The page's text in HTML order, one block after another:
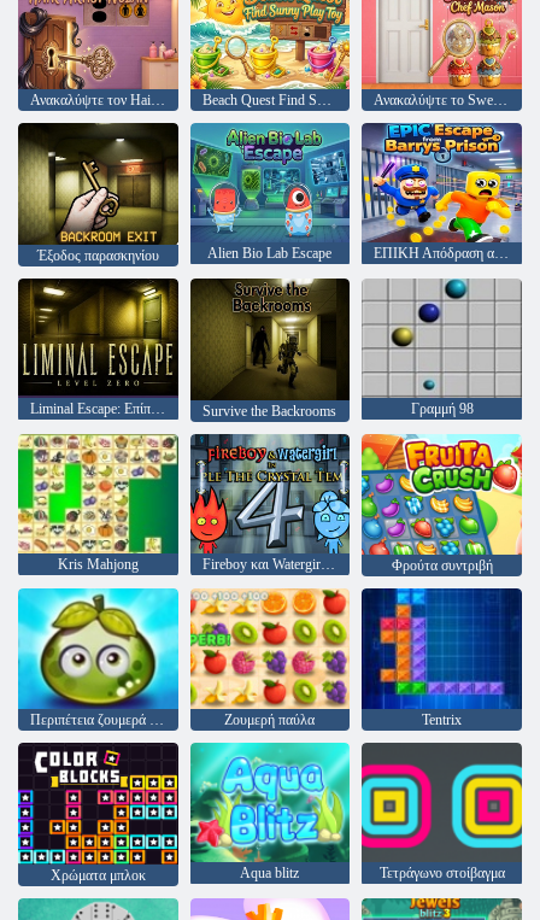
Ανακαλύψτε τον Hair Artist Nolan Beach Quest Find Sunny Play Toy Ανακαλύψτε το Sweet Treat Chef Mason
Έξοδος παρασκηνίου Alien Bio Lab Escape ΕΠΙΚΗ Απόδραση από τη φυλακή Barrys
Liminal Escape: Επίπεδο Μηδέν Survive the Backrooms Γραμμή 98
Kris Mahjong Fireboy και Watergirl 4: Crystal Temple Φρούτα συντριβή
Περιπέτεια ζουμερά μούρα Ζουμερή παύλα Tentrix
Χρώματα μπλοκ Aqua blitz Τετράγωνο στοίβαγμα